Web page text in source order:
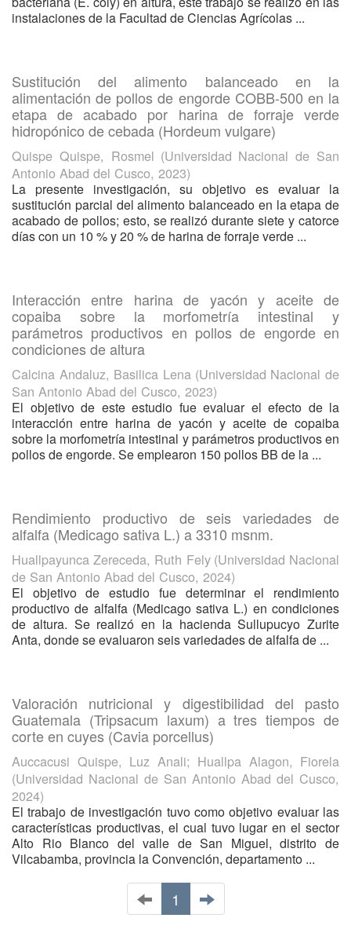
instalaciones de la Facultad de Ciencias Agrícolas ...
Sustitución del alimento balanceado en la
alimentación de pollos de engorde COBB-500 en la
etapa de acabado por harina de forraje verde
hidropónico de cebada (Hordeum vulgare)
Quispe Quispe, Rosmel (Universidad Nacional de San
Antonio Abad del Cusco, 2023)
La presente investigación, su objetivo es evaluar la
sustitución parcial del alimento balanceado en la etapa de
acabado de pollos; esto, se realizó durante siete y catorce
días con un 10 % y 20 % de harina de forraje verde ...
Interacción entre harina de yacón y aceite de
copaiba sobre la morfometría intestinal y
parámetros productivos en pollos de engorde en
condiciones de altura
Calcina Andaluz, Basilica Lena (Universidad Nacional de
San Antonio Abad del Cusco, 2023)
El objetivo de este estudio fue evaluar el efecto de la
interacción entre harina de yacón y aceite de copaiba
sobre la morfometría intestinal y parámetros productivos en
pollos de engorde. Se emplearon 150 pollos BB de la ...
Rendimiento productivo de seis variedades de
alfalfa (Medicago sativa L.) a 3310 msnm.
Huallpayunca Zereceda, Ruth Fely (Universidad Nacional
de San Antonio Abad del Cusco, 2024)
El objetivo de estudio fue determinar el rendimiento
productivo de alfalfa (Medicago sativa L.) en condiciones
de altura. Se realizó en la hacienda Sullupucyo Zurite
Anta, donde se evaluaron seis variedades de alfalfa de ...
Valoración nutricional y digestibilidad del pasto
Guatemala (Tripsacum laxum) a tres tiempos de
corte en cuyes (Cavia porcellus)
Auccacusi Quispe, Luz Anali; Huallpa Alagon, Fiorela
(Universidad Nacional de San Antonio Abad del Cusco,
2024)
El trabajo de investigación tuvo como objetivo evaluar las
características productivas, el cual tuvo lugar en el sector
Alto Rio Blanco del valle de San Miguel, distrito de
Vilcabamba, provincia la Convención, departamento ...
1